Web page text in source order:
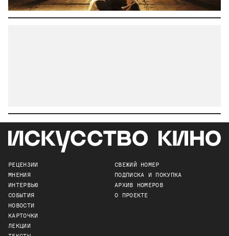
РЕЦЕНЗИИ
МНЕНИЯ
ИНТЕРВЬЮ
СОБЫТИЯ
НОВОСТИ
КАРТОЧКИ
ЛЕКЦИИ
СВЕЖИЙ НОМЕР
ПОДПИСКА И ПОКУПКА
АРХИВ НОМЕРОВ
О ПРОЕКТЕ